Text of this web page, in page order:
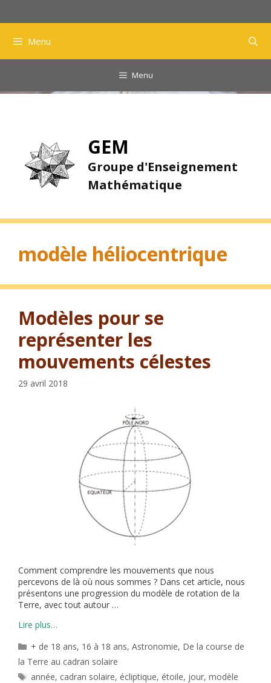
Menu
Menu
GEM
Groupe d'Enseignement
Mathématique
modèle héliocentrique
Modèles pour se
représenter les
mouvements célestes
29 avril 2018
Comment comprendre les mouvements que nous
percevons de là où nous sommes ? Dans cet article, nous
présentons une progression du modèle de rotation de la
Terre, avec tout autour …
Lire plus…
Catégories
+ de 18 ans, 16 à 18 ans,Astronomie, De la course de
la Terre au cadran solaire
Étiquettes
année, cadran solaire, écliptique, étoile, jour,modèle